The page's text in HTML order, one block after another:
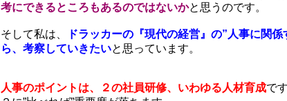
考にできるところもあるのではないかと思うのです。
そして私は、
ドラッカーの『現代の経営』の”人事に関
ら、考察していきたいと思っています。
人事のポイントは、２の社員研修、いわゆる人材育成で